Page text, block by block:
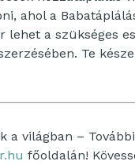
ahol a
lehet a szükséges
Te
a világban –
főoldalán!